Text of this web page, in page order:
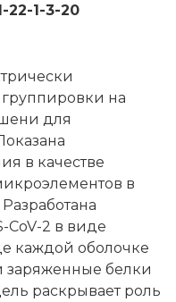
22-1-3-20
на
для
в качестве
в
CoV-2 в виде
каждой оболочке
заряженные белки
раскрывает роль